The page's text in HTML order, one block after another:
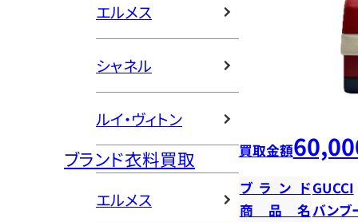
エルメス
シャネル
ルイ・ヴィトン
ブランド衣料買取
エルメス
買取金額
ブランドGUCCI
商品名バンブ